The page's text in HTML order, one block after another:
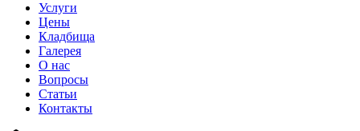
Услуги
Цены
Кладбища
Галерея
О нас
Вопросы
Статьи
Контакты